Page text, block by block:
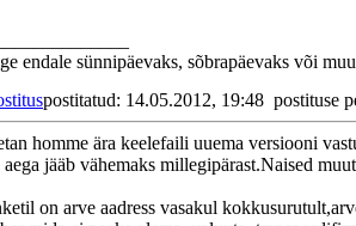
E2:
Proovisin oma
.mo-faili,
aga sain 6 fataalset
endale sünnipäevaks, sõbrapäevaks või
postitatud: 14.05.2012, 19:48 postituse
homme ära keelefaili uuema versiooni
aega jääb vähemaks millegipärast.Naised
on arve aadress vasakul